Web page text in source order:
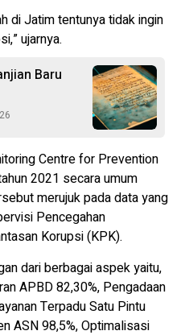
di Jatim tentunya tidak ingin
ujarnya.
Baru
Centre for Prevention
2021 secara umum
merujuk pada data yang
Pencegahan
Korupsi (KPK).
dari berbagai aspek yaitu,
APBD 82,30%, Pengadaan
Terpadu Satu Pintu
ASN 98,5%, Optimalisasi